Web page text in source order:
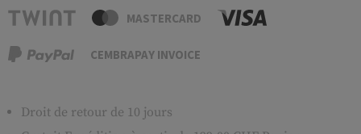
MASTERCARD
CEMBRAPAY INVOICE
Droit de retour de 10 jours